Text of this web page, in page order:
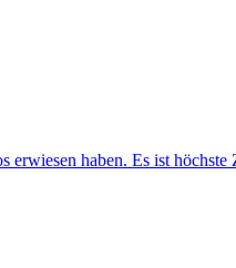
erwiesen haben. Es ist